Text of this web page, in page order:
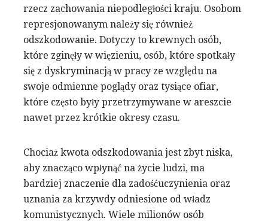
rzecz zachowania niepodległości kraju. Osobom
represjonowanym należy się również
odszkodowanie. Dotyczy to krewnych osób,
które zginęły w więzieniu, osób, które spotkały
się z dyskryminacją w pracy ze względu na
swoje odmienne poglądy oraz tysiące ofiar,
które często były przetrzymywane w areszcie
nawet przez krótkie okresy czasu.
Chociaż kwota odszkodowania jest zbyt niska,
aby znacząco wpłynąć na życie ludzi, ma
bardziej znaczenie dla zadośćuczynienia oraz
uznania za krzywdy odniesione od władz
komunistycznych. Wiele milionów osób